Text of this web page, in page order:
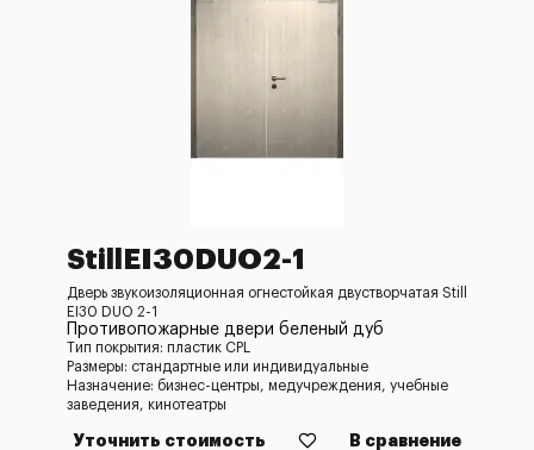
StillEI30DUO2-1
Дверь звукоизоляционная огнестойкая двустворчатая Still
EI30 DUO 2-1
Противопожарные двери беленый дуб
Тип покрытия: пластик CPL
Размеры: стандартные или индивидуальные
Назначение: бизнес-центры, медучреждения, учебные
заведения, кинотеатры
Уточнить стоимость В сравнение